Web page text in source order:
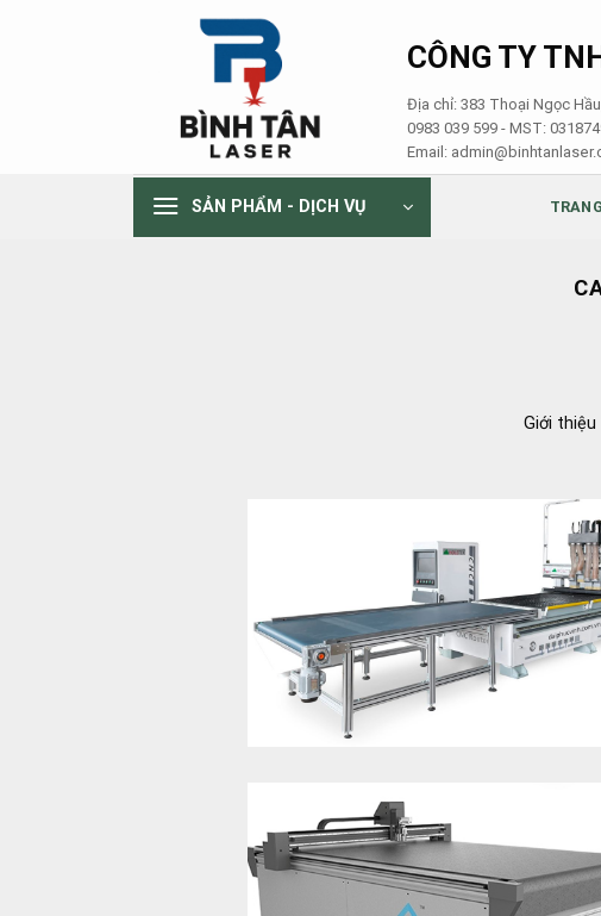
CÔNG TY
Địa chỉ: 383 Thoại Ngọc
0983 039 599 - MST:
Email:
SẢN PHẨM - DỊCH VỤ
Giới